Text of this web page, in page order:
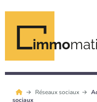
immo
Réseaux sociaux
sociaux